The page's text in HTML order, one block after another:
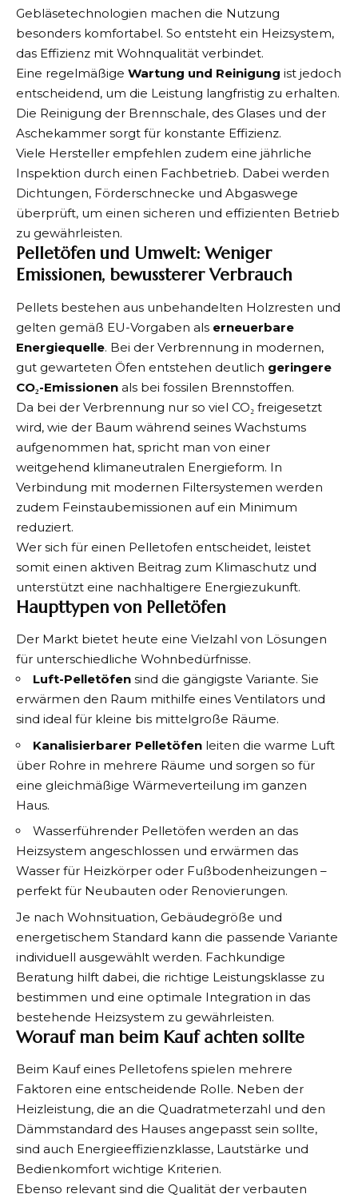
Gebläsetechnologien machen die Nutzung
besonders komfortabel. So entsteht ein Heizsystem,
das Effizienz mit Wohnqualität verbindet.
Eine regelmäßige Wartung und Reinigung ist jedoch
entscheidend, um die Leistung langfristig zu erhalten.
Die Reinigung der Brennschale, des Glases und der
Aschekammer sorgt für konstante Effizienz.
Viele Hersteller empfehlen zudem eine jährliche
Inspektion durch einen Fachbetrieb. Dabei werden
Dichtungen, Förderschnecke und Abgaswege
überprüft, um einen sicheren und effizienten Betrieb
zu gewährleisten.
Pelletöfen und Umwelt: Weniger
Emissionen, bewussterer Verbrauch
Pellets bestehen aus unbehandelten Holzresten und
gelten gemäß EU-Vorgaben als erneuerbare
Energiequelle. Bei der Verbrennung in modernen,
gut gewarteten Öfen entstehen deutlich geringere
CO₂-Emissionen als bei fossilen Brennstoffen.
Da bei der Verbrennung nur so viel CO₂ freigesetzt
wird, wie der Baum während seines Wachstums
aufgenommen hat, spricht man von einer
weitgehend klimaneutralen Energieform. In
Verbindung mit modernen Filtersystemen werden
zudem Feinstaubemissionen auf ein Minimum
reduziert.
Wer sich für einen Pelletofen entscheidet, leistet
somit einen aktiven Beitrag zum Klimaschutz und
unterstützt eine nachhaltigere Energiezukunft.
Haupttypen von Pelletöfen
Der Markt bietet heute eine Vielzahl von Lösungen
für unterschiedliche Wohnbedürfnisse.
Luft-Pelletöfen sind die gängigste Variante. Sie
erwärmen den Raum mithilfe eines Ventilators und
sind ideal für kleine bis mittelgroße Räume.
Kanalisierbarer Pelletöfen leiten die warme Luft
über Rohre in mehrere Räume und sorgen so für
eine gleichmäßige Wärmeverteilung im ganzen
Haus.
Wasserführender Pelletöfen werden an das
Heizsystem angeschlossen und erwärmen das
Wasser für Heizkörper oder Fußbodenheizungen –
perfekt für Neubauten oder Renovierungen.
Je nach Wohnsituation, Gebäudegröße und
energetischem Standard kann die passende Variante
individuell ausgewählt werden. Fachkundige
Beratung hilft dabei, die richtige Leistungsklasse zu
bestimmen und eine optimale Integration in das
bestehende Heizsystem zu gewährleisten.
Worauf man beim Kauf achten sollte
Beim Kauf eines Pelletofens spielen mehrere
Faktoren eine entscheidende Rolle. Neben der
Heizleistung, die an die Quadratmeterzahl und den
Dämmstandard des Hauses angepasst sein sollte,
sind auch Energieeffizienzklasse, Lautstärke und
Bedienkomfort wichtige Kriterien.
Ebenso relevant sind die Qualität der verbauten